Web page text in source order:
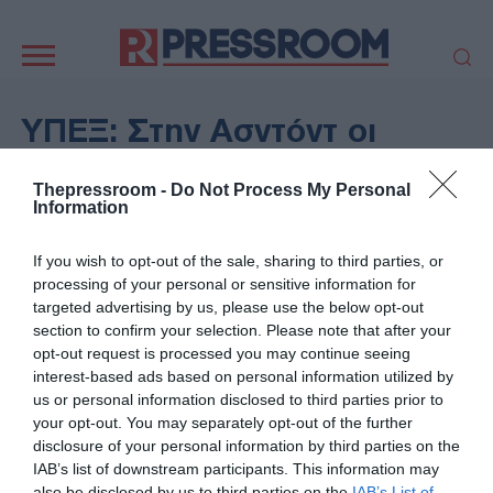
Thepressroom - Do Not Process My Personal
Information
If you wish to opt-out of the sale, sharing to third parties, or
processing of your personal or sensitive information for
targeted advertising by us, please use the below opt-out
section to confirm your selection. Please note that after your
opt-out request is processed you may continue seeing
interest-based ads based on personal information utilized by
us or personal information disclosed to third parties prior to
your opt-out. You may separately opt-out of the further
disclosure of your personal information by third parties on the
IAB’s list of downstream participants. This information may
πλοήγηση
ΠΟΛΙΤΙΚΗ
ΤΟΥΡΚΙΑ
ΟΙΚΟΝΟΜΙΑ
ΕΛΛΑΔΑ
ΕΚΚΛΗΣΙΑ
ΑΜΥΝΑ
ΔΙΕΘΝΗ
SPORTS
ΑΥΤΟΔΙΟΙΚΗΣΗ
AUTO - MOTO
ΓΑΣΤΡΟΝΟΜΙΑ
ΥΓΕΙΑ
ΤΕΧΝΟΛΟΓΙΑ
ΠΑΡΑΞΕΝΑ
ΖΩΔΙΑ
ΑΡΘΡΟΓΡΑΦΙΑ
ΥΠΕΞ: Στην Ασντόντ οι
Global Sumud Flotilla -
Τάχιστα οι διαδικασίες
επαναπατρισμού
ΠΟΛΙΤΙΚΗ
20/05/2026 - 13:15